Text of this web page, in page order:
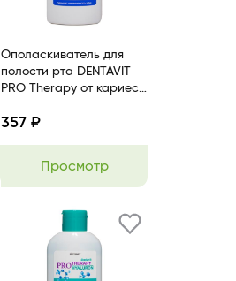
Ополаскиватель для
полости рта DENTAVIT
PRO Therapy от кариеса
фтор BITЭКС
357 ₽
Просмотр